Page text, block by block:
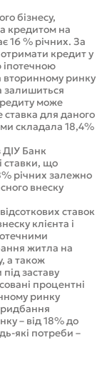
бізнесу,
кредитом на
16 % річних. За
кредит у
вторинному ринку
залишиться
може
ставка для даного
складала 18,4%
ДІУ Банк
ставки, що
річних залежно
внеску
ставок
клієнта і
житла на
а також
заставу
процентні
ринку
– від 18% до
які потреби –